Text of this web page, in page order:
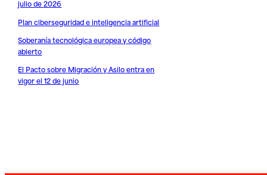
julio de 2026
Plan ciberseguridad e inteligencia artificial
Soberanía tecnológica europea y código
abierto
El Pacto sobre Migración y Asilo entra en
vigor el 12 de junio